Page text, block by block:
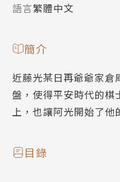
語言繁體中文
簡介
近藤光某日再爺爺家
盤，使得平安時代的
上，也讓阿光開始了他
目錄